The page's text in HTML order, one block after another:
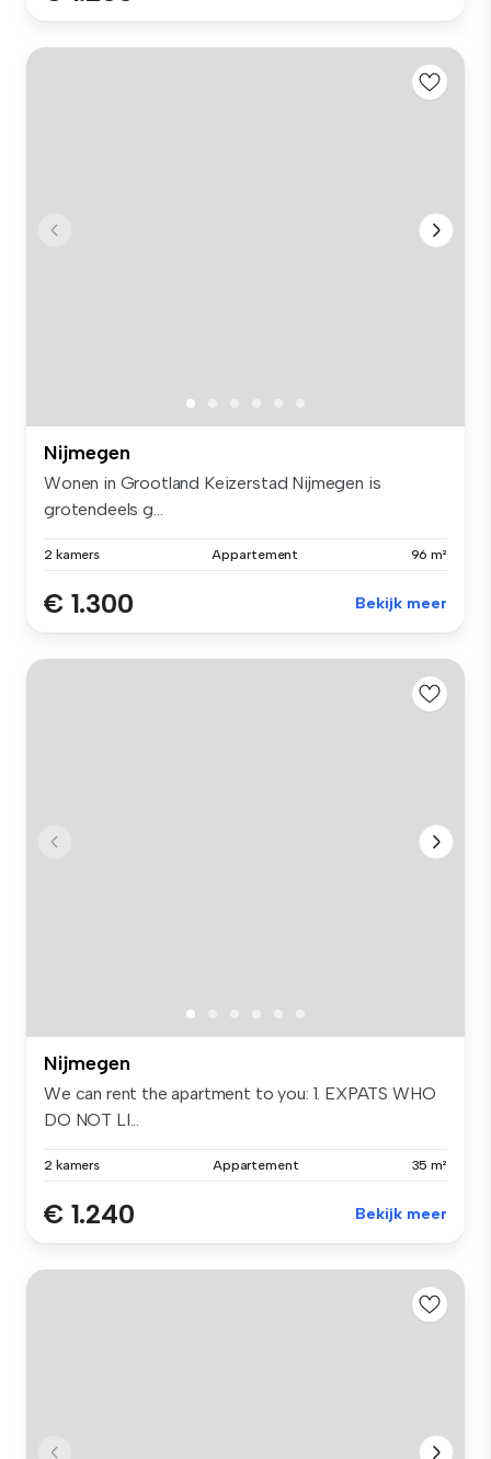
Nijmegen
Wonen in Grootland Keizerstad Nijmegen is
grotendeels g...
2 kamers Appartement 96 m²
€ 1.300 Bekijk meer
Nijmegen
We can rent the apartment to you: 1. EXPATS WHO
DO NOT LI...
2 kamers Appartement 35 m²
€ 1.240 Bekijk meer